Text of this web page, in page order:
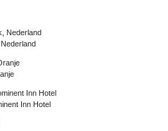
Inn Hotel